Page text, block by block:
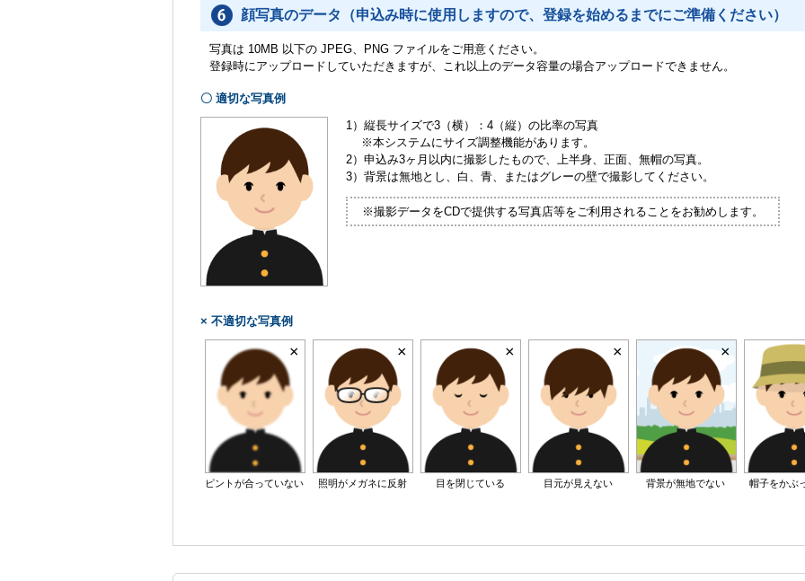
顔写真のデータ （申込み時に使用しますので、登録を始めるまでにご準備ください）
写真は 10MB 以下の JPEG、PNG ファイルをご用意ください。
登録時にアップロードしていただきますが、これ以上のデータ容量の場合アップロードできません。
〇 適切な写真例
1）縦長サイズで3（横）：4（縦）の比率の写真
※本システムにサイズ調整機能があります。
2）申込み3ヶ月以内に撮影したもので、上半身、正面、無帽の写真。
3）背景は無地とし、白、青、またはグレーの壁で撮影してください。
※撮影データをCDで提供する写真店等をご利用されることをお勧めします。
× 不適切な写真例
ピントが合っていない 照明がメガネに反射 目を閉じている 目元が見えない 背景が無地でない 帽子をかぶ